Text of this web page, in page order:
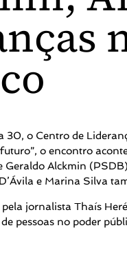
30, o Centro de
o encontro
Geraldo Alckmin
e Marina Silva
jornalista Thaís
pessoas no poder